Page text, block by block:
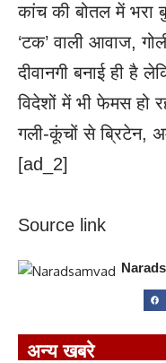
कांच की बोतल में भरा
‘टक’ वाली आवाज,
दीवानगी बनाई ही है
विदेशों में भी फेमस हो
गली-कूंचों से ब्रिटेन,
[ad_2]
Source link
अन्य खबरे